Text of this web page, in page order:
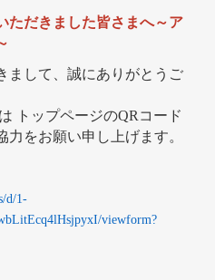
ただきました皆さまへ～ア
まして、誠にありがとうご
トップページのQRコード
をお願い申し上げます。
d/1-
viewform?